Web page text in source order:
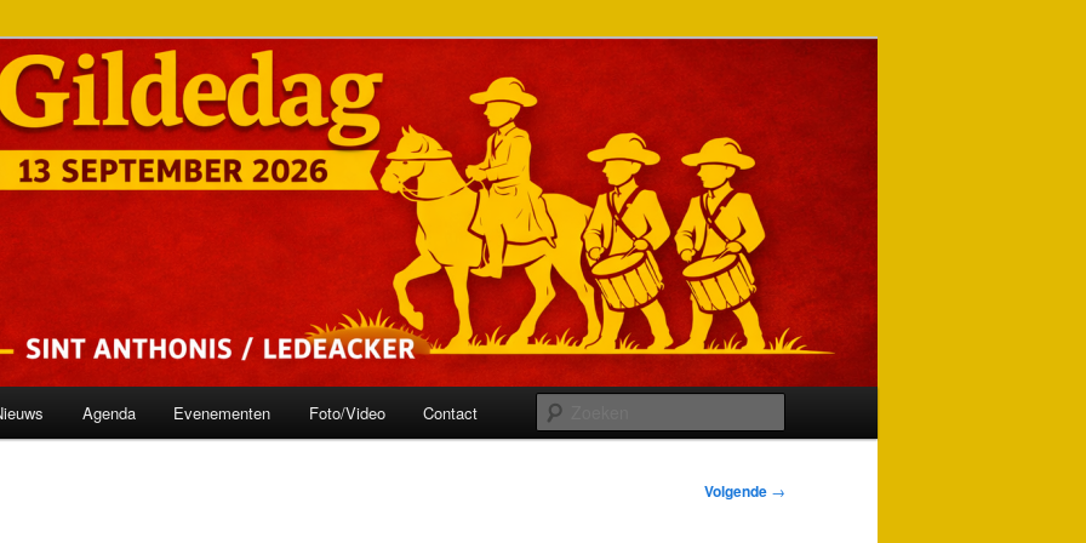
Agenda Evenementen Foto/Video Contact
Volgende →